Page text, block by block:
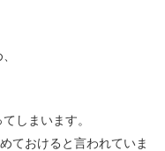
しまいます。
ておけると言われていま